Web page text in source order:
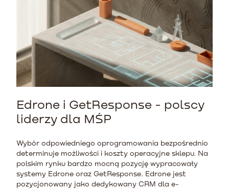
Edrone i GetResponse - polscy
liderzy dla MŚP
Wybór odpowiedniego oprogramowania bezpośrednio
determinuje możliwości i koszty operacyjne sklepu. Na
polskim rynku bardzo mocną pozycję wypracowały
systemy Edrone oraz GetResponse. Edrone jest
pozycjonowany jako dedykowany CRM dla e-